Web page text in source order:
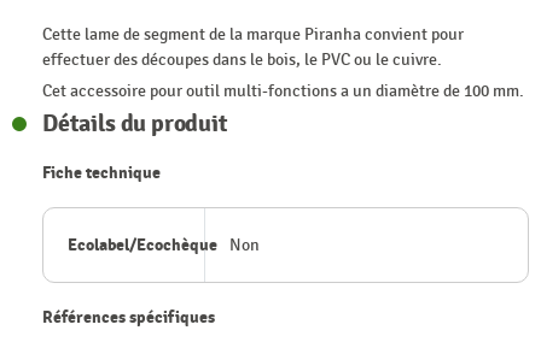
Cette lame de segment de la marque Piranha convient pour
effectuer des découpes dans le bois, le PVC ou le cuivre.
Cet accessoire pour outil multi-fonctions a un diamètre de 100 mm.
Détails du produit
Fiche technique
Ecolabel/Ecochèque Non
Références spécifiques